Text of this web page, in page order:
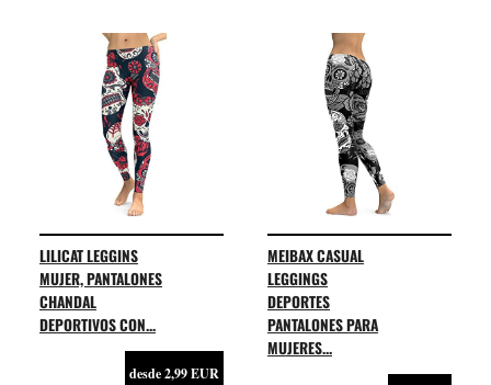
LILICAT LEGGINS
MUJER, PANTALONES
CHANDAL
DEPORTIVOS CON...
desde 2,99 EUR
MEIBAX CASUAL
LEGGINGS
DEPORTES
PANTALONES PARA
MUJERES...